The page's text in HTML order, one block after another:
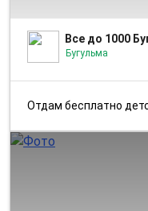
Все до 1000
Бугульма
Отдам бесплатно